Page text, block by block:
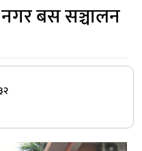
नगर बस सञ्चालन